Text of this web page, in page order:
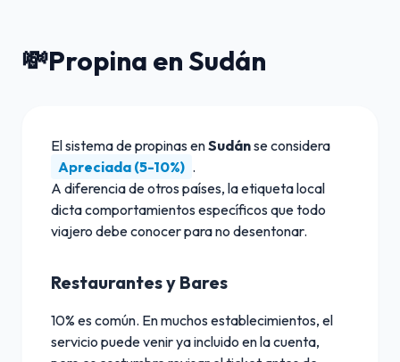
💸Propina en Sudán
El sistema de propinas enSudánse considera
Apreciada (5-10%) .
A diferencia de otros países, la etiqueta local
dicta comportamientos específicos que todo
viajero debe conocer para no desentonar.
Restaurantes y Bares
10% es común. En muchos establecimientos, el
servicio puede venir ya incluido en la cuenta,